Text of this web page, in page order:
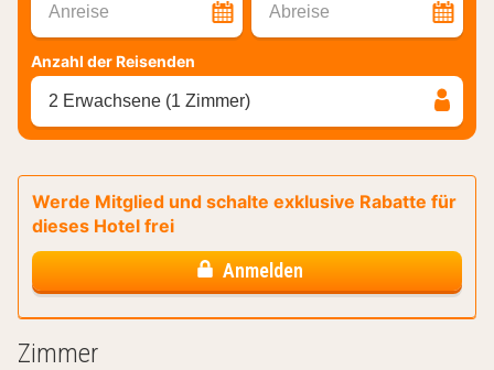
Anreise Abreise
Anzahl der Reisenden
2 Erwachsene (1 Zimmer)
Werde Mitglied und schalte exklusive Rabatte für
dieses Hotel frei
Anmelden
Zimmer